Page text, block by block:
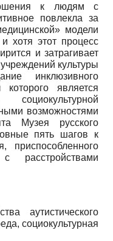
к людям с
повлекла за
модели
хотя этот процесс
и затрагивает
культуры
инклюзивного
является
социокультурной
возможностями
Музея русского
пять шагов к
приспособленного
аутистического
социокультурная